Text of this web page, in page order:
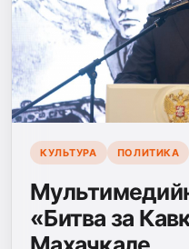
КУЛЬТУРА ПОЛИТИКА
«Битва за